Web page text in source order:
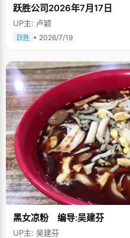
跃胜公司2026年7月17日
UP主: 卢颖
跃胜 • 2026/7/19
黑女凉粉 编导:吴建芬
UP主: 吴建芬